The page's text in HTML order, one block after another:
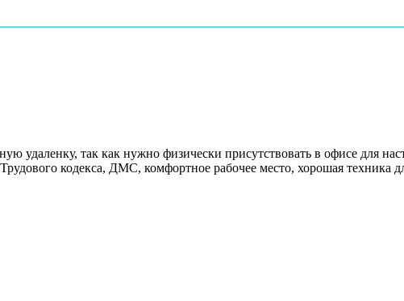
удаленку, так как нужно физически присутствовать в офисе для
кодекса, ДМС, комфортное рабочее место, хорошая техника